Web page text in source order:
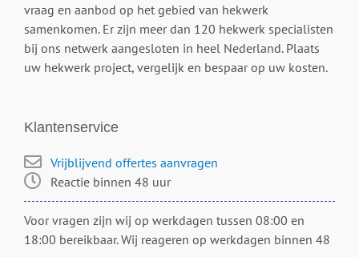
vraag en aanbod op het gebied van hekwerk
samenkomen. Er zijn meer dan 120 hekwerk specialisten
bij ons netwerk aangesloten in heel Nederland. Plaats
uw hekwerk project, vergelijk en bespaar op uw kosten.
Klantenservice
Vrijblijvend offertes aanvragen
Reactie binnen 48 uur
Voor vragen zijn wij op werkdagen tussen 08:00 en
18:00 bereikbaar. Wij reageren op werkdagen binnen 48